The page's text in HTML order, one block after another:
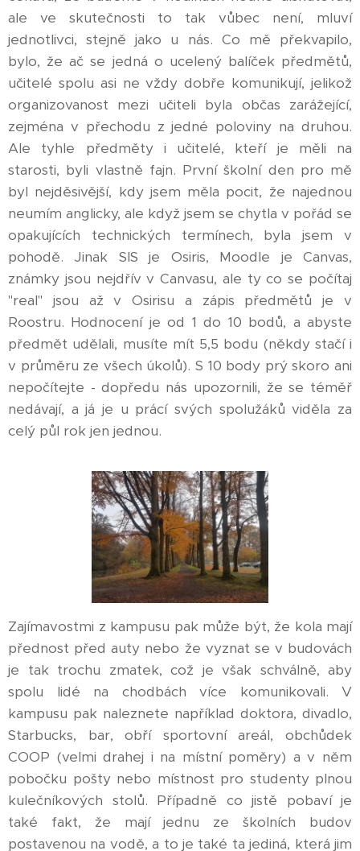
ale ve skutečnosti to tak vůbec není, mluví
jednotlivci, stejně jako u nás. Co mě překvapilo,
bylo, že ač se jedná o ucelený balíček předmětů,
učitelé spolu asi ne vždy dobře komunikují, jelikož
organizovanost mezi učiteli byla občas zarážející,
zejména v přechodu z jedné poloviny na druhou.
Ale tyhle předměty i učitelé, kteří je měli na
starosti, byli vlastně fajn. První školní den pro mě
byl nejděsivější, kdy jsem měla pocit, že najednou
neumím anglicky, ale když jsem se chytla v pořád se
opakujících technických termínech, byla jsem v
pohodě. Jinak SIS je Osiris, Moodle je Canvas,
známky jsou nejdřív v Canvasu, ale ty co se počítaj
"real" jsou až v Osirisu a zápis předmětů je v
Roostru. Hodnocení je od 1 do 10 bodů, a abyste
předmět udělali, musíte mít 5,5 bodu (někdy stačí i
v průměru ze všech úkolů). S 10 body prý skoro ani
nepočítejte - dopředu nás upozornili, že se téměř
nedávají, a já je u prácí svých spolužáků viděla za
celý půl rok jen jednou.
Zajímavostmi z kampusu pak může být, že kola mají
přednost před auty nebo že vyznat se v budovách
je tak trochu zmatek, což je však schválně, aby
spolu lidé na chodbách více komunikovali. V
kampusu pak naleznete například doktora, divadlo,
Starbucks, bar, obří sportovní areál, obchůdek
COOP (velmi drahej i na místní poměry) a v něm
pobočku pošty nebo místnost pro studenty plnou
kulečníkových stolů. Případně co jistě pobaví je
také fakt, že mají jednu ze školních budov
postavenou na vodě, a to je také ta jediná, která jim